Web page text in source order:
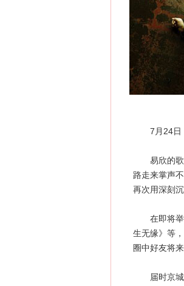
7月24日，
易欣的歌流
路走来掌声
再次用深刻
在即将举行
生无缘》等
圈中好友将
届时京城媒